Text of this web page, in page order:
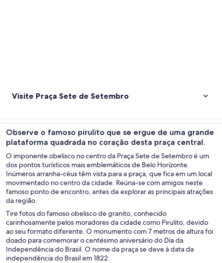
Visite Praça Sete de Setembro
Observe o famoso pirulito que se ergue de uma grande
plataforma quadrada no coração desta praça central.
O imponente obelisco no centro da Praça Sete de Setembro é um
dos pontos turísticos mais emblemáticos de Belo Horizonte.
Inúmeros arranha-céus têm vista para a praça, que fica em um local
movimentado no centro da cidade. Reúna-se com amigos neste
famoso ponto de encontro, antes de explorar as principais atrações
da região.
Tire fotos do famoso obelisco de granito, conhecido
carinhosamente pelos moradores da cidade como Pirulito, devido
ao seu formato diferente. O monumento com 7 metros de altura foi
doado para comemorar o centésimo aniversário do Dia da
Independência do Brasil. O nome da praça se deve à data da
independência do Brasil em 1822.